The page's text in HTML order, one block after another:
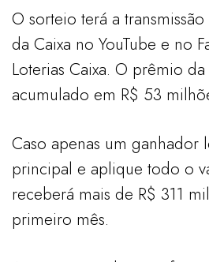
O sorteio terá a
da Caixa no YouTube e no
Loterias Caixa. O prêmio
acumulado em R$ 53
Caso apenas um ganhador
principal e aplique todo o
receberá mais de R$ 311
primeiro mês.